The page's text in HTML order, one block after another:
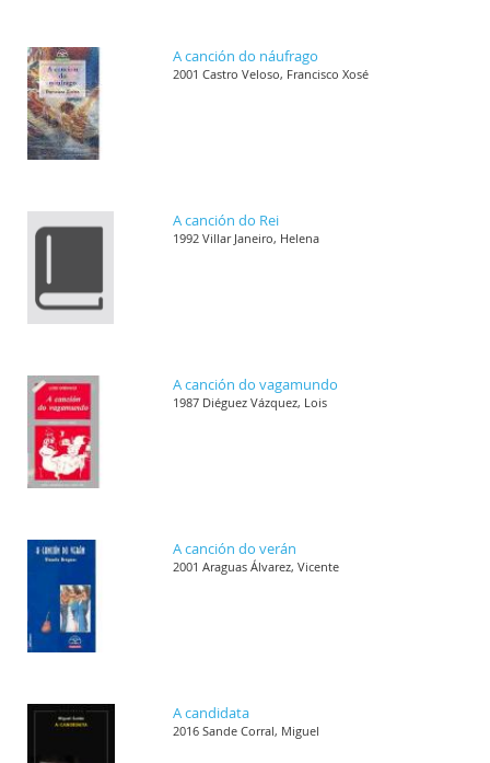
A canción do náufrago
2001 Castro Veloso, Francisco Xosé
A canción do Rei
1992 Villar Janeiro, Helena
A canción do vagamundo
1987 Diéguez Vázquez, Lois
A canción do verán
2001 Araguas Álvarez, Vicente
A candidata
2016 Sande Corral, Miguel